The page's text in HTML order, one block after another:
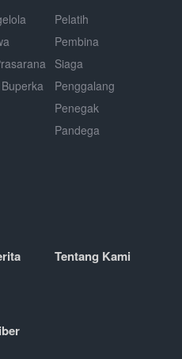
Pelatih
Pembina
Siaga
Penggalang
Penegak
Pandega
Tentang Kami